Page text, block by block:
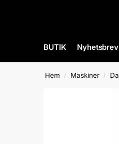
BUTIK Nyhetsbrev
Hem / Maskiner /